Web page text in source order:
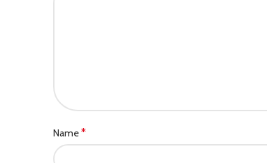
Name*